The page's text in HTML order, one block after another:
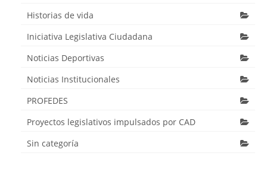
Historias de vida
Iniciativa Legislativa Ciudadana
Noticias Deportivas
Noticias Institucionales
PROFEDES
Proyectos legislativos impulsados por CAD
Sin categoría